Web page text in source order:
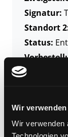
Wir
Wir verwenden
Signatur:
Standort
Status: